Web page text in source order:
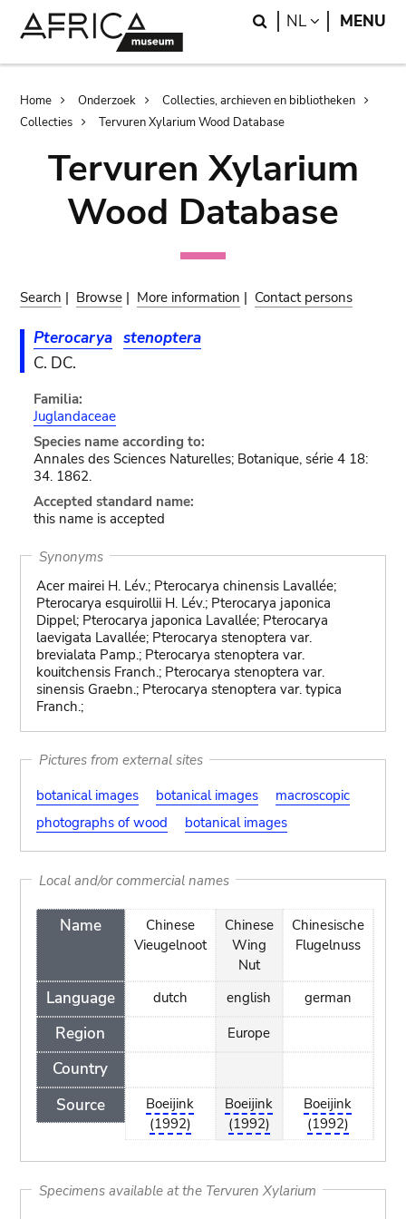
Search
NL LANGUAGE
MENU
Breadcrumb
Home Onderzoek
Collecties, archieven en bibliotheken
Collecties
Tervuren Xylarium Wood Database
Tervuren Xylarium
Wood Database
Search | Browse | More information | Contact persons
Pterocarya stenoptera
C. DC.
Familia:
Juglandaceae
Species name according to:
Annales des Sciences Naturelles; Botanique, série 4 18:
34. 1862.
Accepted standard name:
this name is accepted
Synonyms
Acer mairei H. Lév.; Pterocarya chinensis Lavallée;
Pterocarya esquirollii H. Lév.; Pterocarya japonica
Dippel; Pterocarya japonica Lavallée; Pterocarya
laevigata Lavallée; Pterocarya stenoptera var.
brevialata Pamp.; Pterocarya stenoptera var.
kouitchensis Franch.; Pterocarya stenoptera var.
sinensis Graebn.; Pterocarya stenoptera var. typica
Franch.;
Pictures from external sites
botanical images
botanical images
macroscopic
photographs of wood
botanical images
Local and/or commercial names
Name
Language
Region
Country
Source
Chinese
Vieugelnoot
dutch
Boeijink
(1992)
Chinese
Wing
Nut
english
Europe
Boeijink
(1992)
Chinesische
Flugelnuss
german
Boeijink
(1992)
Specimens available at the Tervuren Xylarium